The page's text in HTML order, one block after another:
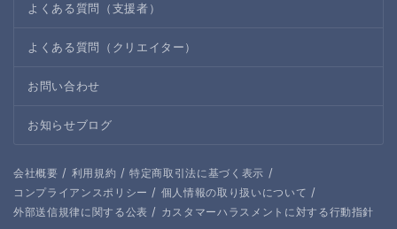
よくある質問（支援者）
よくある質問（クリエイター）
お問い合わせ
お知らせブログ
会社概要 / 利用規約 / 特定商取引法に基づく表示 /
コンプライアンスポリシー / 個人情報の取り扱いについて /
外部送信規律に関する公表 / カスタマーハラスメントに対する行動指針